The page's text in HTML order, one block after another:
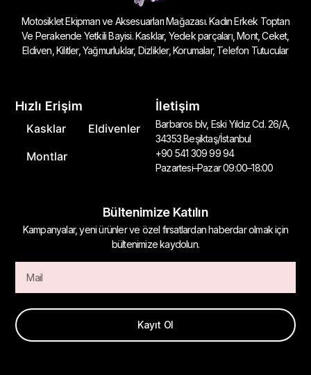
Motosiklet Ekipman ve Aksesuarları Mağazası. Kadın Erkek Toptan
Ve Perakende Yetkili Bayisi. Kasklar, Yedek parçaları, Mont, Ceket,
Eldiven, Kilitler, Yağmurluklar, Dizlikler, Korumalar, Telefon Tutucular
Hızlı Erişim
Kasklar
Eldivenler
Montlar
İletişim
Barbaros blv, Eski Yıldız Cd. 26/A,
34353 Beşiktaş/İstanbul
+90 541 309 99 94
Pazartesi–Pazar 09:00–18:00
Bültenimize Katılın
Kampanyalar, yeni ürünler ve özel fırsatlardan haberdar olmak için
bültenimize kaydolun.
Kayıt Ol